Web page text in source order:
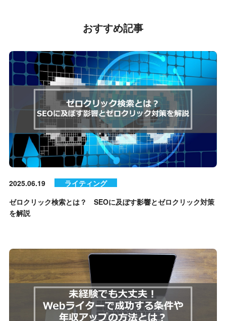
おすすめ記事
2025.06.19
ライティング
ゼロクリック検索とは？ SEOに及ぼす影響とゼロクリック対策
を解説